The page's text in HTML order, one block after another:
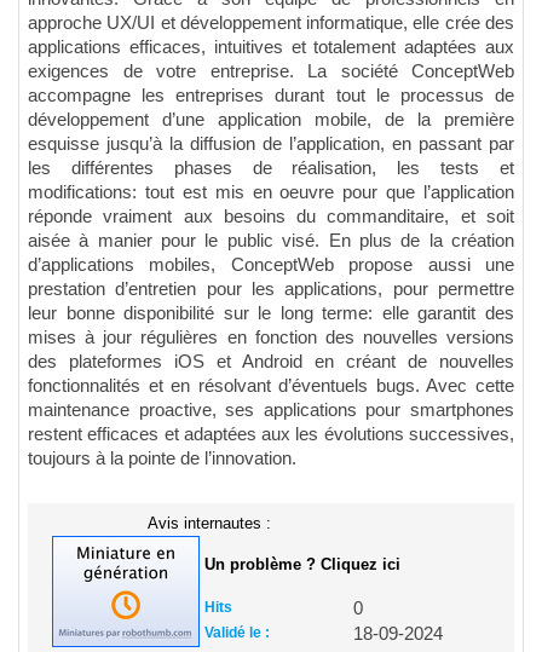
approche UX/UI et développement informatique, elle crée des
applications efficaces, intuitives et totalement adaptées aux
exigences de votre entreprise. La société ConceptWeb
accompagne les entreprises durant tout le processus de
développement d’une application mobile, de la première
esquisse jusqu’à la diffusion de l’application, en passant par
les différentes phases de réalisation, les tests et
modifications: tout est mis en oeuvre pour que l’application
réponde vraiment aux besoins du commanditaire, et soit
aisée à manier pour le public visé. En plus de la création
d’applications mobiles, ConceptWeb propose aussi une
prestation d’entretien pour les applications, pour permettre
leur bonne disponibilité sur le long terme: elle garantit des
mises à jour régulières en fonction des nouvelles versions
des plateformes iOS et Android en créant de nouvelles
fonctionnalités et en résolvant d’éventuels bugs. Avec cette
maintenance proactive, ses applications pour smartphones
restent efficaces et adaptées aux les évolutions successives,
toujours à la pointe de l’innovation.
Avis internautes :
Un problème ? Cliquez ici
Hits 0
Validé le : 18-09-2024